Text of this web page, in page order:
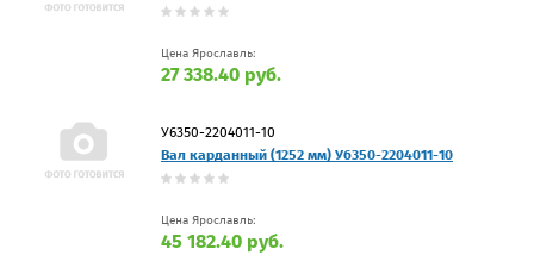
Цена Ярославль:
27 338.40 руб.
У6350-2204011-10
Вал карданный (1252 мм) У6350-2204011-10
Цена Ярославль:
45 182.40 руб.